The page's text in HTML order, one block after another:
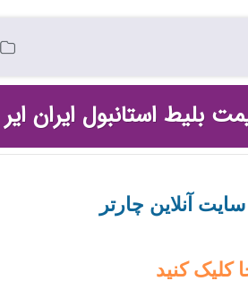
بلیط استانبول ایران ایر
آنلاین چارتر
کلیک کنید